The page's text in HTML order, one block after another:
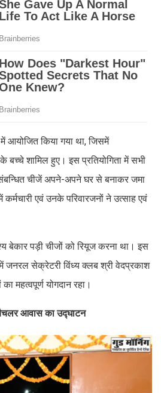
में आयोजित किया गया था, जिसमें
बच्चे शामिल हुए। इस प्रतियोगिता में सभी
चीजें अपने-अपने घर से बनाकर जमा
एवं उनके परिवारजनों ने उत्साह एवं
बेकार पड़ी चीजों को रियूज करना था। इस
जनरल सेक्रेटरी विंध्य क्लब श्री वेदप्रकाश
महत्वपूर्ण योगदान रहा।
आवास का उद्घाटन